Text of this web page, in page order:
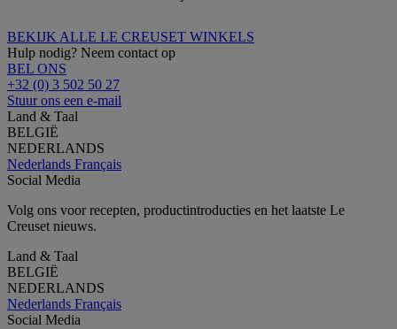
BEKIJK ALLE LE CREUSET WINKELS
Hulp nodig? Neem contact op
BEL ONS
+32 (0) 3 502 50 27
Stuur ons een e-mail
Land & Taal
BELGIË
NEDERLANDS
Nederlands Français
Social Media
Volg ons voor recepten, productintroducties en het laatste Le
Creuset nieuws.
Land & Taal
BELGIË
NEDERLANDS
Nederlands Français
Social Media